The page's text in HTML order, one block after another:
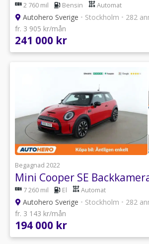
2 760 mil Bensin Automat
Autohero Sverige • Stockholm • 282
fr. 3 905 kr/mån
241 000 kr
Begagnad 2022
Mini Cooper SE
7 260 mil El Automat
Autohero Sverige • Stockholm • 282
fr. 3 143 kr/mån
194 000 kr